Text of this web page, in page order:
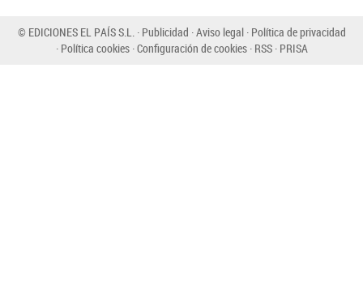
© EDICIONES EL PAÍS S.L. Publicidad Aviso legal Política de privacidad
Política cookies Configuración de cookies RSS PRISA